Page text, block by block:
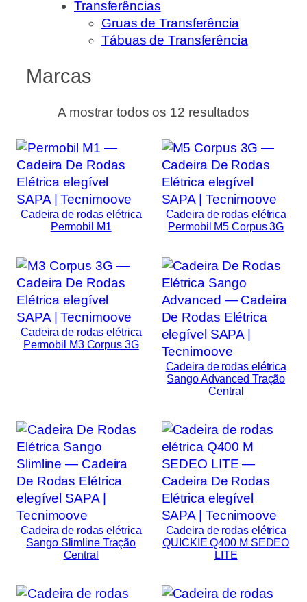
Transferências
Gruas de Transferência
Tábuas de Transferência
Marcas
A mostrar todos os 12 resultados
Cadeira de rodas elétrica
Permobil M1
Cadeira de rodas elétrica
Permobil M5 Corpus 3G
Cadeira de rodas elétrica
Permobil M3 Corpus 3G
Cadeira de rodas elétrica
Sango Advanced Tração
Central
Cadeira de rodas elétrica
Sango Slimline Tração
Central
Cadeira de rodas elétrica
QUICKIE Q400 M SEDEO
LITE